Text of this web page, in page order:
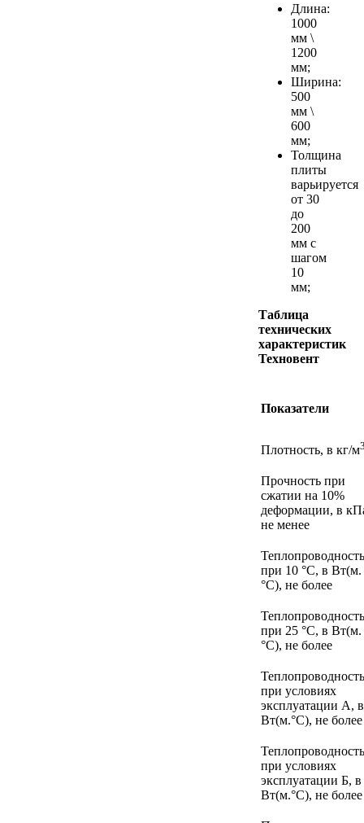
Длина:
1000
мм \
1200
мм;
Ширина:
500
мм \
600
мм;
Толщина
плиты
варьируется
от 30
до
200
мм с
шагом
10
мм;
Таблица
технических
характеристик
Техновент
Показатели
Плотность, в кг/м
Прочность при
сжатии на 10%
деформации, в
не менее
Теплопроводность
при 10 °С, в Вт(м.
°С), не более
Теплопроводность
при 25 °С, в Вт(м.
°С), не более
Теплопроводность
при условиях
эксплуатации А, в
Вт(м.°С), не более
Теплопроводность
при условиях
эксплуатации Б, в
Вт(м.°С), не более